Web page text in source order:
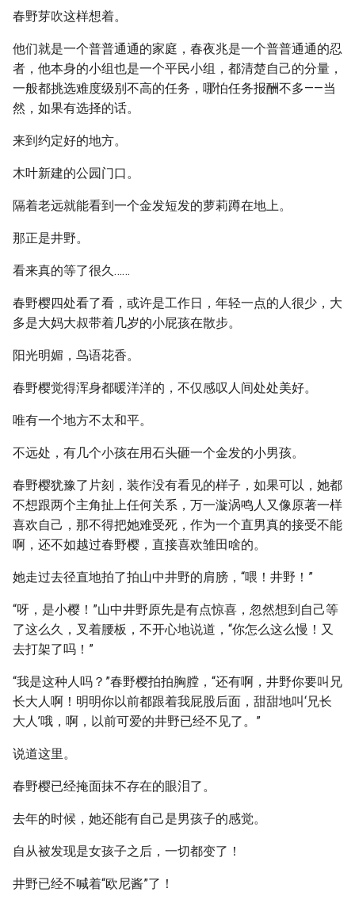
春野芽吹这样想着。
他们就是一个普普通通的家庭，春夜兆是一个普普通通的忍
者，他本身的小组也是一个平民小组，都清楚自己的分量，
一般都挑选难度级别不高的任务，哪怕任务报酬不多——当
然，如果有选择的话。
来到约定好的地方。
木叶新建的公园门口。
隔着老远就能看到一个金发短发的萝莉蹲在地上。
那正是井野。
看来真的等了很久……
春野樱四处看了看，或许是工作日，年轻一点的人很少，大
多是大妈大叔带着几岁的小屁孩在散步。
阳光明媚，鸟语花香。
春野樱觉得浑身都暖洋洋的，不仅感叹人间处处美好。
唯有一个地方不太和平。
不远处，有几个小孩在用石头砸一个金发的小男孩。
春野樱犹豫了片刻，装作没有看见的样子，如果可以，她都
不想跟两个主角扯上任何关系，万一漩涡鸣人又像原著一样
喜欢自己，那不得把她难受死，作为一个直男真的接受不能
啊，还不如越过春野樱，直接喜欢雏田啥的。
她走过去径直地拍了拍山中井野的肩膀，“喂！井野！”
“呀，是小樱！”山中井野原先是有点惊喜，忽然想到自己等
了这么久，叉着腰板，不开心地说道，“你怎么这么慢！又
去打架了吗！”
“我是这种人吗？”春野樱拍拍胸膛，“还有啊，井野你要叫兄
长大人啊！明明你以前都跟着我屁股后面，甜甜地叫‘兄长
大人’哦，啊，以前可爱的井野已经不见了。”
说道这里。
春野樱已经掩面抹不存在的眼泪了。
去年的时候，她还能有自己是男孩子的感觉。
自从被发现是女孩子之后，一切都变了！
井野已经不喊着“欧尼酱”了！